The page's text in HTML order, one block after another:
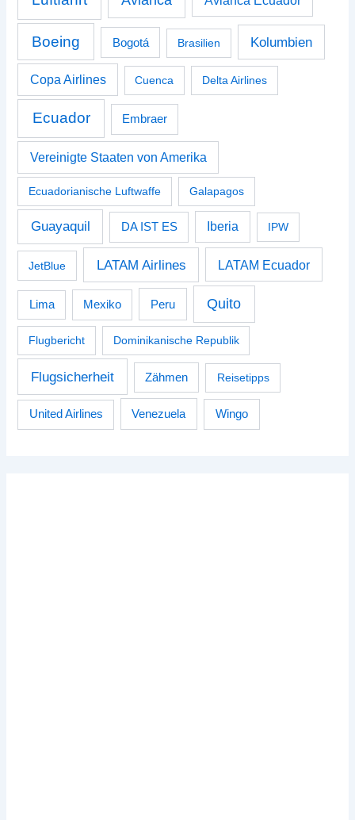
Boeing Bogotá Brasilien Kolumbien
Copa Airlines Cuenca Delta Airlines
Ecuador Embraer
Vereinigte Staaten von Amerika
Ecuadorianische Luftwaffe Galapagos
Guayaquil DA IST ES Iberia IPW
JetBlue LATAM Airlines LATAM Ecuador
Lima Mexiko Peru Quito
Flugbericht Dominikanische Republik
Flugsicherheit Zähmen Reisetipps
United Airlines Venezuela Wingo